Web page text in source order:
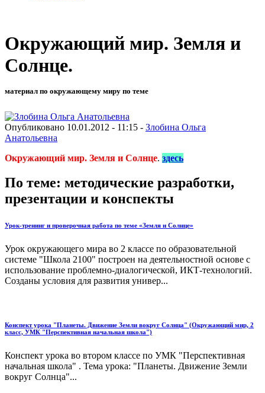
Окружающий мир. Земля и
Солнце.
материал по окружающему миру по теме
Опубликовано 10.01.2012 - 11:15 - Злобина Ольга
Анатольевна
Окружающий мир. Земля и Солнце. здесь
По теме: методические разработки,
презентации и конспекты
Урок-тренинг и проверочная работа по теме «Земля и Солнце»
Урок окружающего мира во 2 классе по образовательной
системе "Школа 2100" построен на деятельностной основе с
использование проблемно-диалогической, ИКТ-технологий.
Созданы условия для развития универ...
Конспект урока "Планеты. Движение Земли вокруг Солнца" (Окружающий мир, 2
класс, УМК "Перспективная начальная школа")
Конспект урока во втором классе по УМК "Перспективная
начальная школа" . Тема урока: "Планеты. Движение Земли
вокруг Солнца"...